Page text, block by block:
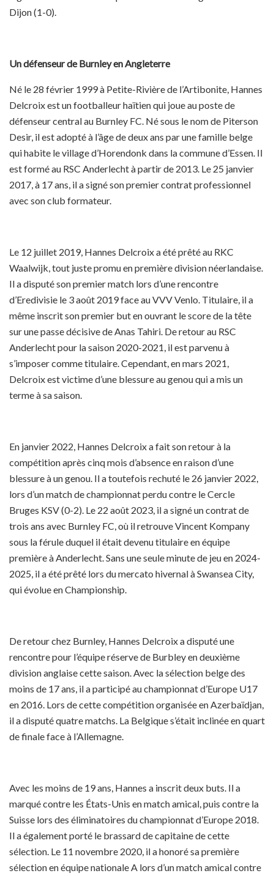
Dijon (1-0).
Un défenseur de Burnley en Angleterre
Né le 28 février 1999 à Petite-Rivière de l’Artibonite, Hannes
Delcroix est un footballeur haïtien qui joue au poste de
défenseur central au Burnley FC. Né sous le nom de Piterson
Desir, il est adopté à l’âge de deux ans par une famille belge
qui habite le village d’Horendonk dans la commune d’Essen. Il
est formé au RSC Anderlecht à partir de 2013. Le 25 janvier
2017, à 17 ans, il a signé son premier contrat professionnel
avec son club formateur.
Le 12 juillet 2019, Hannes Delcroix a été prêté au RKC
Waalwijk, tout juste promu en première division néerlandaise.
Il a disputé son premier match lors d’une rencontre
d’Eredivisie le 3 août 2019 face au VVV Venlo. Titulaire, il a
même inscrit son premier but en ouvrant le score de la tête
sur une passe décisive de Anas Tahiri. De retour au RSC
Anderlecht pour la saison 2020-2021, il est parvenu à
s’imposer comme titulaire. Cependant, en mars 2021,
Delcroix est victime d’une blessure au genou qui a mis un
terme à sa saison.
En janvier 2022, Hannes Delcroix a fait son retour à la
compétition après cinq mois d’absence en raison d’une
blessure à un genou. Il a toutefois rechuté le 26 janvier 2022,
lors d’un match de championnat perdu contre le Cercle
Bruges KSV (0-2). Le 22 août 2023, il a signé un contrat de
trois ans avec Burnley FC, où il retrouve Vincent Kompany
sous la férule duquel il était devenu titulaire en équipe
première à Anderlecht. Sans une seule minute de jeu en 2024-
2025, il a été prêté lors du mercato hivernal à Swansea City,
qui évolue en Championship.
De retour chez Burnley, Hannes Delcroix a disputé une
rencontre pour l’équipe réserve de Burbley en deuxième
division anglaise cette saison. Avec la sélection belge des
moins de 17 ans, il a participé au championnat d’Europe U17
en 2016. Lors de cette compétition organisée en Azerbaïdjan,
il a disputé quatre matchs. La Belgique s’était inclinée en quart
de finale face à l’Allemagne.
Avec les moins de 19 ans, Hannes a inscrit deux buts. Il a
marqué contre les États-Unis en match amical, puis contre la
Suisse lors des éliminatoires du championnat d’Europe 2018.
Il a également porté le brassard de capitaine de cette
sélection. Le 11 novembre 2020, il a honoré sa première
sélection en équipe nationale A lors d’un match amical contre